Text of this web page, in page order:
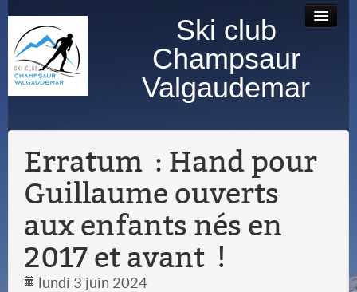
Ski club
Champsaur
Valgaudemar
Accueil Contact
photos
Erratum : Hand pour
Guillaume ouverts
aux enfants nés en
2017 et avant !
lundi 3 juin 2024